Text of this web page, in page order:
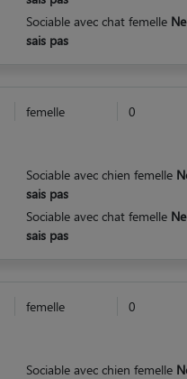
Sociable avec chat femelle Ne
sais pas
femelle 0
Sociable avec chien femelle
sais pas
Sociable avec chat femelle Ne
sais pas
femelle 0
Sociable avec chien femelle